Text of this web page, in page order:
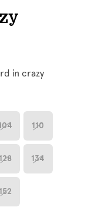
in crazy
110
128 134
152